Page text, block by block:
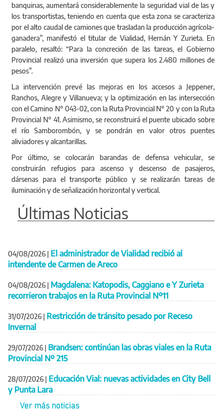
banquinas, aumentará considerablemente la seguridad vial de las y
los transportistas, teniendo en cuenta que esta zona se caracteriza
por el alto caudal de camiones que trasladan la producción agrícola-
ganadera”, manifestó el titular de Vialidad, Hernán Y Zurieta. En
paralelo, resaltó: “Para la concreción de las tareas, el Gobierno
Provincial realizó una inversión que supera los 2.480 millones de
pesos”.
La intervención prevé las mejoras en los accesos a Jeppener,
Ranchos, Alegre y Villanueva; y la optimización en las intersección
con el Camino N° 043-02, con la Ruta Provincial N° 20 y con la Ruta
Provincial N° 41. Asimismo, se reconstruirá el puente ubicado sobre
el río Samborombón, y se pondrán en valor otros puentes
aliviadores y alcantarillas.
Por último, se colocarán barandas de defensa vehicular, se
construirán refugios para ascenso y descenso de pasajeros,
dársenas para el transporte público y se realizarán tareas de
iluminación y de señalización horizontal y vertical.
Últimas Noticias
04/08/2026 | El administrador de Vialidad recibió al
intendente de Carmen de Areco
04/08/2026 | Magdalena: Katopodis, Caggiano e Y Zurieta
recorrieron trabajos en la Ruta Provincial Nº11
31/07/2026 | Restricción de tránsito pesado por Receso
Invernal
29/07/2026 | Brandsen: continúan las obras viales en la Ruta
Provincial Nº 215
28/07/2026 | Educación Vial: nuevas actividades en City Bell
y Punta Lara
Ver más noticias